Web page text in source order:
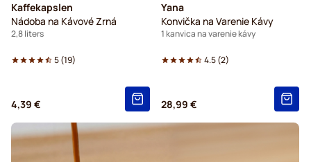
Zrnková káva Kaffekapslen
Kaffekapslen
Nádoba na Kávové Zrná
2,8 liters
5(19)
4,39 €
Yana
Konvička na Varenie Kávy
1 kanvica na varenie kávy
4.5(2)
28,99 €